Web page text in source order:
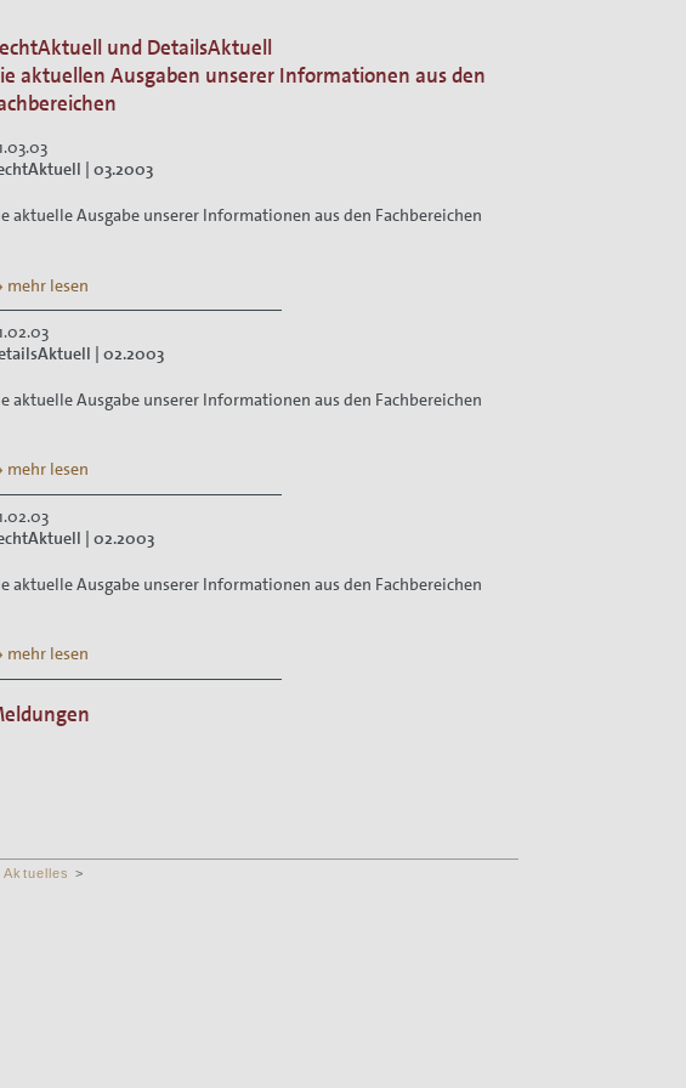
und DetailsAktuell
aktuellen Ausgaben unserer Informationen aus den
| 03.2003
aktuelle Ausgabe unserer Informationen aus den Fachbereichen
lesen
| 02.2003
aktuelle Ausgabe unserer Informationen aus den Fachbereichen
lesen
| 02.2003
aktuelle Ausgabe unserer Informationen aus den Fachbereichen
lesen
Aktuelles >